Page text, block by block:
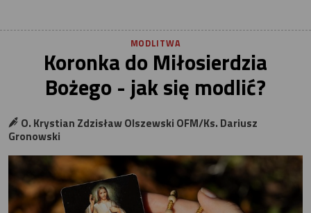
MODLITWA
Koronka do Miłosierdzia
Bożego - jak się modlić?
O. Krystian Zdzisław Olszewski OFM/Ks. Dariusz
Gronowski